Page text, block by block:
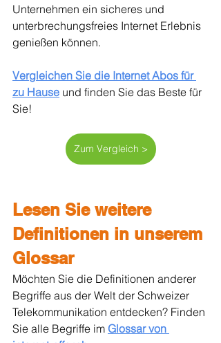
Unternehmen ein sicheres und
unterbrechungsfreies Internet Erlebnis
genießen können.
Vergleichen Sie die Internet Abos für
zu Hause und finden Sie das Beste für
Sie!
Zum Vergleich >
Lesen Sie weitere
Definitionen in unserem
Glossar
Möchten Sie die Definitionen anderer
Begriffe aus der Welt der Schweizer
Telekommunikation entdecken? Finden
Sie alle Begriffe im Glossar von